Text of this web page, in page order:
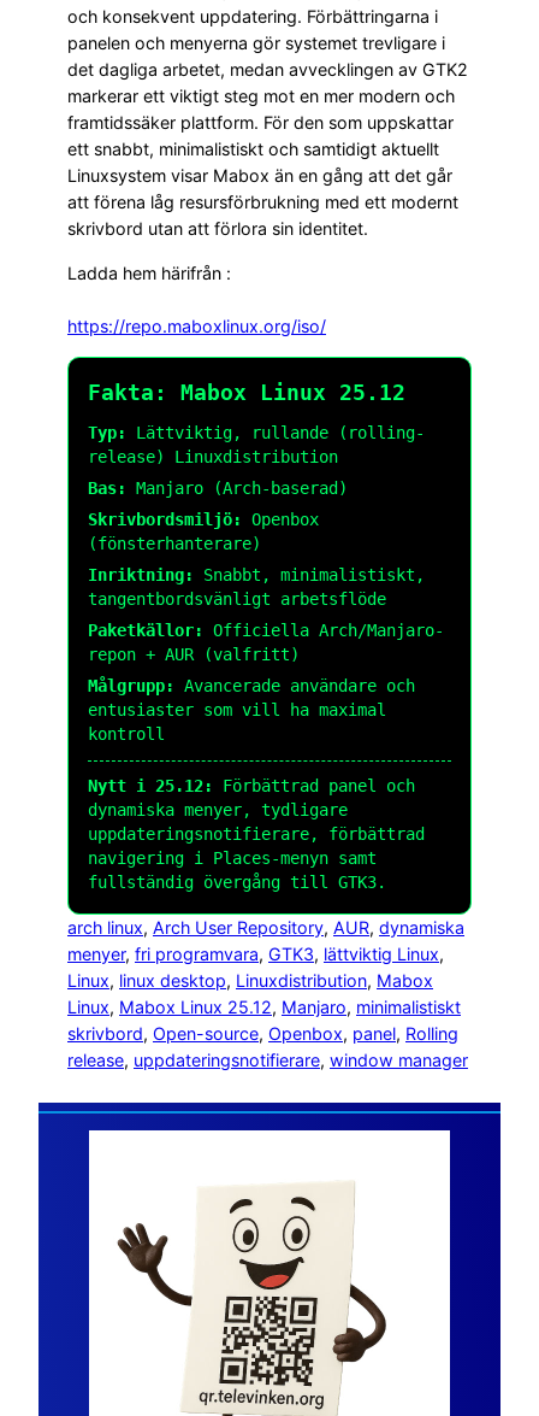
och konsekvent uppdatering. Förbättringarna i
panelen och menyerna gör systemet trevligare i
det dagliga arbetet, medan avvecklingen av GTK2
markerar ett viktigt steg mot en mer modern och
framtidssäker plattform. För den som uppskattar
ett snabbt, minimalistiskt och samtidigt aktuellt
Linuxsystem visar Mabox än en gång att det går
att förena låg resursförbrukning med ett modernt
skrivbord utan att förlora sin identitet.
Ladda hem härifrån :
https://repo.maboxlinux.org/iso/
Fakta: Mabox Linux 25.12
Typ:
Lättviktig, rullande (rolling-
release) Linuxdistribution
Bas:
Manjaro (Arch-baserad)
Skrivbordsmiljö:
Openbox
(fönsterhanterare)
Inriktning:
Snabbt, minimalistiskt,
tangentbordsvänligt arbetsflöde
Paketkällor:
Officiella Arch/Manjaro-
repon + AUR (valfritt)
Målgrupp:
Avancerade användare och
entusiaster som vill ha maximal
kontroll
Nytt i 25.12:
Förbättrad panel och
dynamiska menyer, tydligare
uppdateringsnotifierare, förbättrad
navigering i Places-menyn samt
fullständig övergång till GTK3.
arch linux, Arch User Repository, AUR, dynamiska
menyer, fri programvara, GTK3, lättviktig Linux
Linux, linux desktop, Linuxdistribution, Mabox
Linux, Mabox Linux 25.12, Manjaro, minimalistiskt
skrivbord, Open-source, Openbox, panel, Rolling
release, uppdateringsnotifierare, window manager